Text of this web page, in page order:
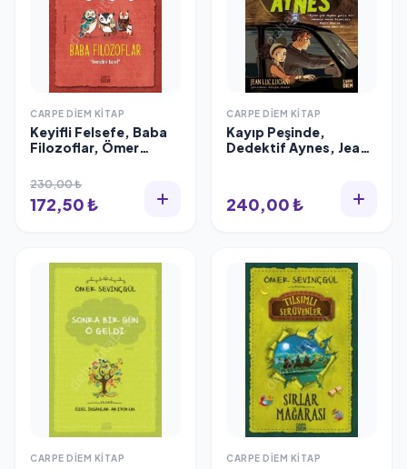
CARPE DIEM KITAP
Keyifli Felsefe, Baba
Filozoflar, Ömer
230,00 ₺
172,50 ₺
CARPE DIEM KITAP
Kayıp Peşinde,
Dedektif Aynes, Jean
240,00 ₺
CARPE DIEM KITAP CARPE DIEM KITAP